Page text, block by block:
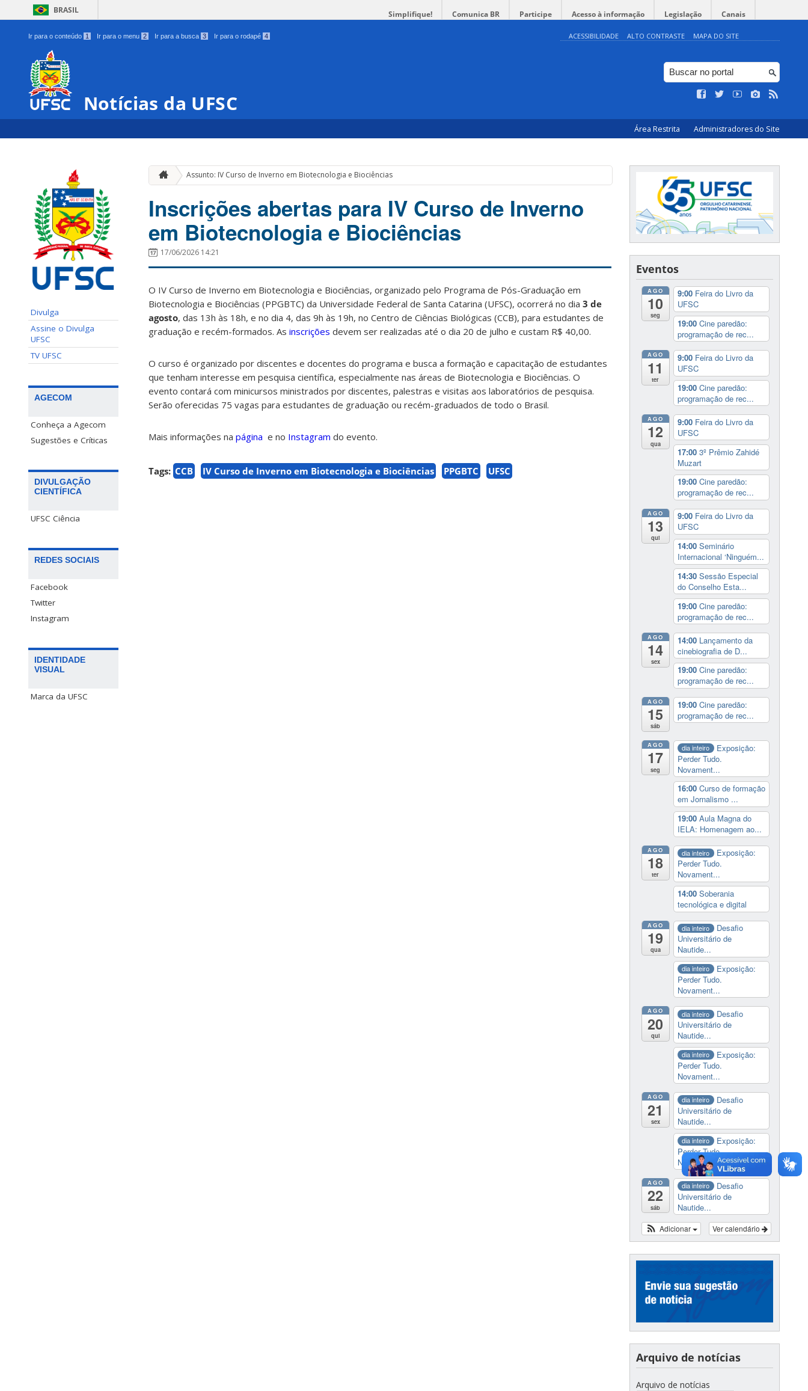
BRASIL Simplifique! Comunica BR Participe Acesso à informação Legislação Canais
Ir para o conteúdo 1 Ir para o menu 2 Ir para a busca 3 Ir para o rodapé 4 ACESSIBILIDADE ALTO CONTRASTE MAPA DO SITE
Notícias da UFSC
Área Restrita Administradores do Site
Divulga
Assine o Divulga
UFSC
TV UFSC
AGECOM
Conheça a Agecom
Sugestões e Críticas
DIVULGAÇÃO
CIENTÍFICA
UFSC Ciência
REDES SOCIAIS
Facebook
Twitter
Instagram
IDENTIDADE
VISUAL
Marca da UFSC
Assunto: IV Curso de Inverno em Biotecnologia e Biociências
Inscrições abertas para IV Curso de Inverno
em Biotecnologia e Biociências
17/06/2026 14:21
O IV Curso de Inverno em Biotecnologia e Biociências, organizado pelo Programa de Pós-Graduação em
Biotecnologia e Biociências (PPGBTC) da Universidade Federal de Santa Catarina (UFSC), ocorrerá no dia 3 de
agosto, das 13h às 18h, e no dia 4, das 9h às 19h, no Centro de Ciências Biológicas (CCB), para estudantes de
graduação e recém-formados. As inscrições devem ser realizadas até o dia 20 de julho e custam R$ 40,00.
O curso é organizado por discentes e docentes do programa e busca a formação e capacitação de estudantes
que tenham interesse em pesquisa científica, especialmente nas áreas de Biotecnologia e Biociências. O
evento contará com minicursos ministrados por discentes, palestras e visitas aos laboratórios de pesquisa.
Serão oferecidas 75 vagas para estudantes de graduação ou recém-graduados de todo o Brasil.
Mais informações na página e no Instagram do evento.
Tags: CCB IV Curso de Inverno em Biotecnologia e Biociências PPGBTC UFSC
Eventos
AGO
10
seg
9:00 Feira do Livro da
UFSC
19:00 Cine paredão:
programação de rec...
AGO
11
ter
9:00 Feira do Livro da
UFSC
19:00 Cine paredão:
programação de rec...
AGO
12
qua
9:00 Feira do Livro da
UFSC
17:00 3º Prêmio Zahidé
Muzart
19:00 Cine paredão:
programação de rec...
AGO
13
qui
9:00 Feira do Livro da
UFSC
14:00 Seminário
Internacional ‘Ninguém...
14:30 Sessão Especial
do Conselho Esta...
19:00 Cine paredão:
programação de rec...
AGO
14
sex
14:00 Lançamento da
cinebiografia de D...
19:00 Cine paredão:
programação de rec...
AGO
15
sáb
19:00 Cine paredão:
programação de rec...
AGO
17
seg
dia inteiro
Exposição:
Perder Tudo.
Novament...
16:00 Curso de formação
em Jornalismo ...
19:00 Aula Magna do
IELA: Homenagem ao...
AGO
18
ter
dia inteiro
Exposição:
Perder Tudo.
Novament...
14:00 Soberania
tecnológica e digital
AGO
19
qua
dia inteiro
Desafio
Universitário de
Nautide...
dia inteiro
Exposição:
Perder Tudo.
Novament...
AGO
20
qui
dia inteiro
Desafio
Universitário de
Nautide...
dia inteiro
Exposição:
Perder Tudo.
Novament...
AGO
21
sex
dia inteiro
Desafio
Universitário de
Nautide...
dia inteiro
Exposição:
Perder Tudo.
Novament...
AGO
22
sáb
dia inteiro
Desafio
Universitário de
Nautide...
Ver calendário
Adicionar
Arquivo de notícias
Arquivo de notícias